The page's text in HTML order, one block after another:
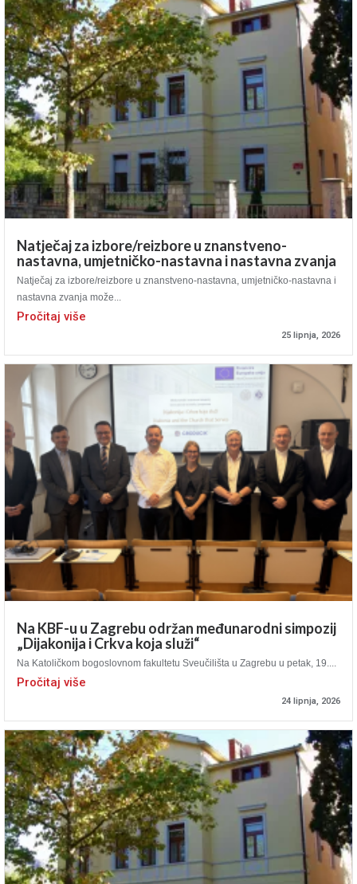
Natječaj za izbore/reizbore u znanstveno-
nastavna, umjetničko-nastavna i nastavna zvanja
Natječaj za izbore/reizbore u znanstveno-nastavna, umjetničko-nastavna i
nastavna zvanja može...
Pročitaj više
25 lipnja, 2026
Na KBF-u u Zagrebu održan međunarodni simpozij
„Dijakonija i Crkva koja služi“
Na Katoličkom bogoslovnom fakultetu Sveučilišta u Zagrebu u petak, 19....
Pročitaj više
24 lipnja, 2026